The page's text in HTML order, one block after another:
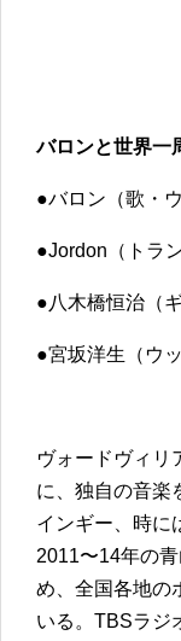
バロンと世界一
●バロン（歌・
●Jordon（トラ
●八木橋恒治（ギ
●宮坂洋生（ウ
ヴォードヴィリ
に、独自の音楽
インギー、時に
2011〜14年の
め、全国各地の
いる。TBSラジ